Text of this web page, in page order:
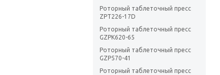
Роторный таблеточный пресс
ZPT226-17D
Роторный таблеточный пресс
GZPK620-65
Роторный таблеточный пресс
GZP570-41
Роторный таблеточный пресс